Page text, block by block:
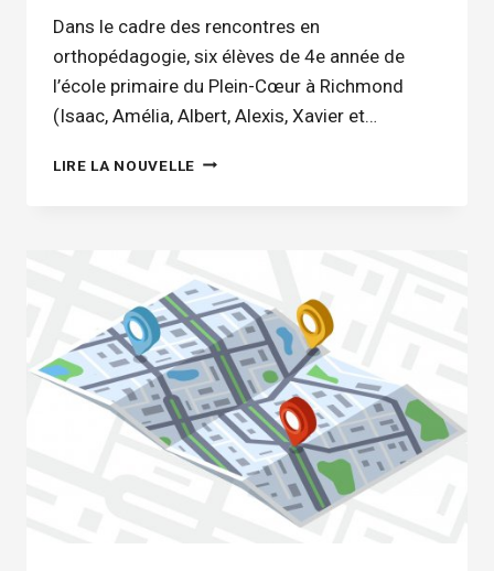
Dans le cadre des rencontres en
orthopédagogie, six élèves de 4e année de
l’école primaire du Plein-Cœur à Richmond
(Isaac, Amélia, Albert, Alexis, Xavier et…
LIRE LA NOUVELLEDES
À
L’ÉCOLE
PRIMAIRE
DU
PLEIN-
COEUR!